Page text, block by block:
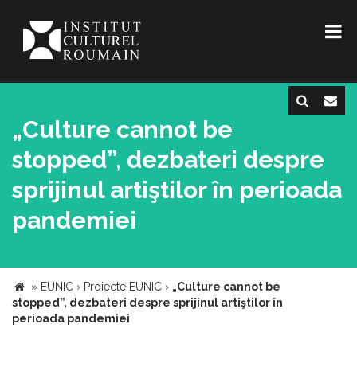
„Culture cannot be
stopped”, dezbateri despre
sprijinul artiştilor în perioada
pandemiei
» EUNIC › Proiecte EUNIC › „Culture cannot be
stopped”, dezbateri despre sprijinul artiştilor în
perioada pandemiei